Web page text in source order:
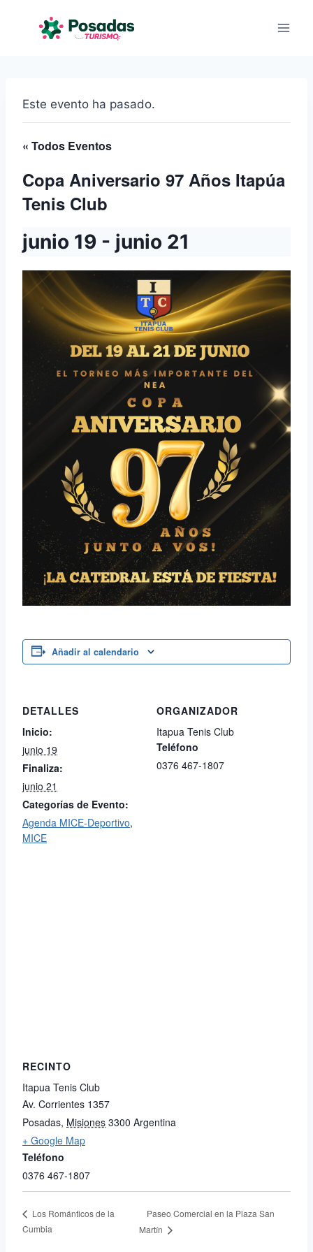
Este evento ha pasado.
« Todos Eventos
Copa Aniversario 97 Años Itapúa
Tenis Club
junio 19 - junio 21
Añadir al calendario
DETALLES
Inicio:
junio 19
Finaliza:
junio 21
Categorías de Evento:
Agenda MICE-Deportivo,
MICE
ORGANIZADOR
Itapua Tenis Club
Teléfono
0376 467-1807
RECINTO
Itapua Tenis Club
Av. Corrientes 1357
Posadas, Misiones 3300 Argentina
+ Google Map
Teléfono
0376 467-1807
Los Románticos de la
Cumbia
Paseo Comercial en la Plaza San
Martín